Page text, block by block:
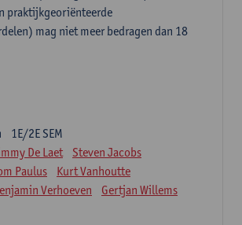
praktijkgeoriënteerde
mag niet meer bedragen dan 18
1E/2E SEM
De Laet
Steven Jacobs
Paulus
Kurt Vanhoutte
Verhoeven
Gertjan Willems